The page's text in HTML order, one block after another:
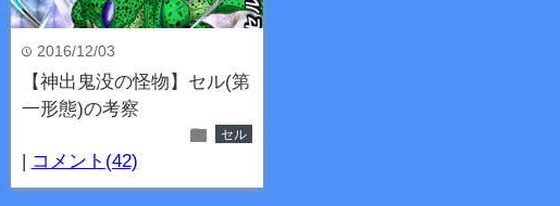
time 2016/12/03
【神出鬼没の怪物】セル(第
一形態)の考察
folder セル
| コメント(42)